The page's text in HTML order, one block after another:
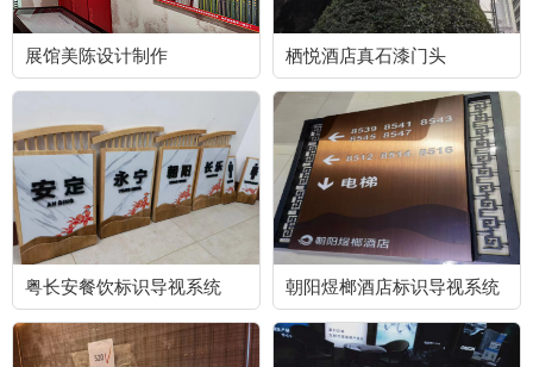
展馆美陈设计制作 栖悦酒店真石漆门头
粤长安餐饮标识导视系统 朝阳煜榔酒店标识导视系统